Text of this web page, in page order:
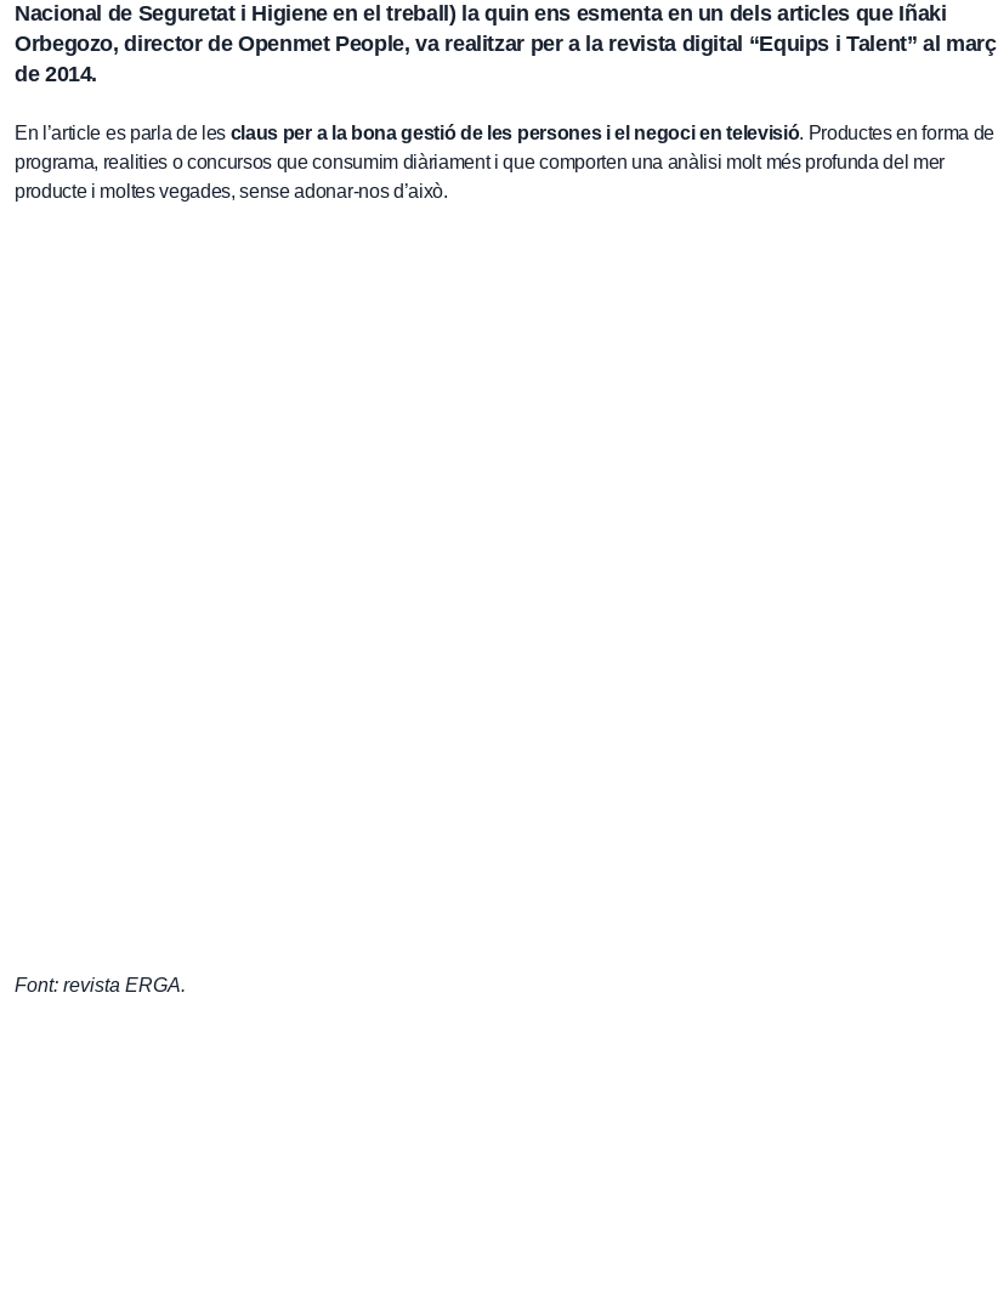
Nacional de Seguretat i Higiene en el treball) la quin ens esmenta en un dels articles que Iñaki
Orbegozo, director de Openmet People, va realitzar per a la revista digital “Equips i Talent” al març
de 2014.
En l’article es parla de les claus per a la bona gestió de les persones i el negoci en televisió. Productes en forma de
programa, realities o concursos que consumim diàriament i que comporten una anàlisi molt més profunda del mer
producte i moltes vegades, sense adonar-nos d’això.
Font: revista ERGA.